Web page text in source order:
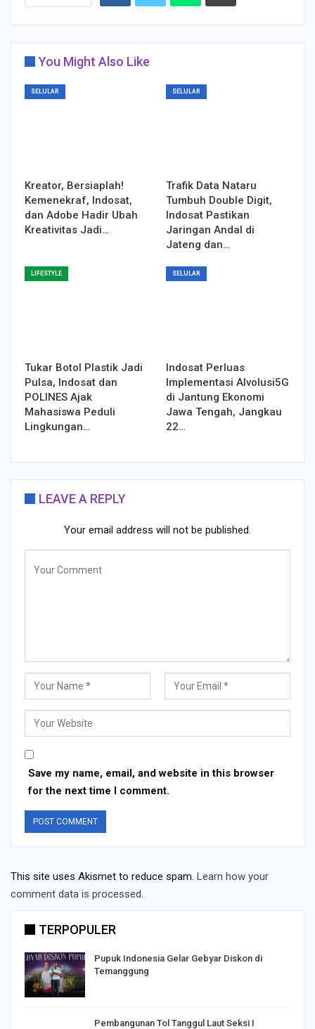
You Might Also Like
SELULAR
Kreator, Bersiaplah!
Kemenekraf, Indosat,
dan Adobe Hadir Ubah
Kreativitas Jadi…
SELULAR
Trafik Data Nataru
Tumbuh Double Digit,
Indosat Pastikan
Jaringan Andal di
Jateng dan…
LIFESTYLE
Tukar Botol Plastik Jadi
Pulsa, Indosat dan
POLINES Ajak
Mahasiswa Peduli
Lingkungan…
SELULAR
Indosat Perluas
Implementasi AIvolusi5G
di Jantung Ekonomi
Jawa Tengah, Jangkau
22…
LEAVE A REPLY
Your email address will not be published.
Save my name, email, and website in this browser
for the next time I comment.
This site uses Akismet to reduce spam. Learn how your
comment data is processed.
TERPOPULER
Pupuk Indonesia Gelar Gebyar Diskon di
Temanggung
Pembangunan Tol Tanggul Laut Seksi I